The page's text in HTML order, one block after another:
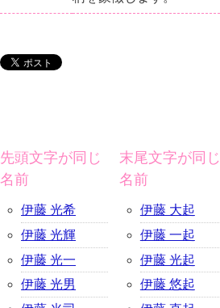
先頭文字が同じ
名前
伊藤 光希
伊藤 光輝
伊藤 光一
伊藤 光男
末尾文字が同じ
名前
伊藤 大起
伊藤 一起
伊藤 光起
伊藤 悠起